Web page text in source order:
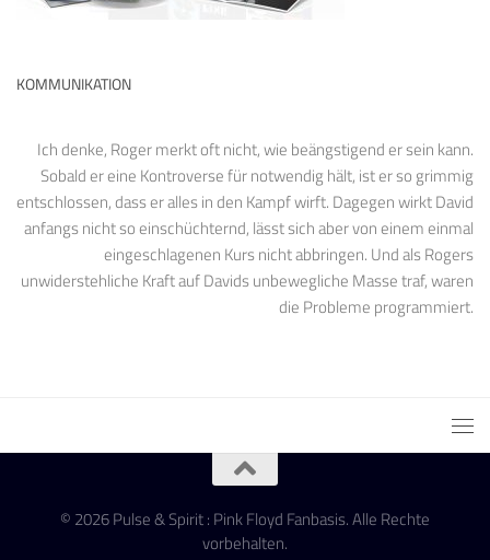
KOMMUNIKATION
Ich denke, Roger merkt oft nicht, wie beängstigend er sein kann.
Sobald er eine Kontroverse für notwendig hält, ist er so grimmig
entschlossen, dass er alles in den Kampf wirft. Dagegen wirkt David
anfangs nicht so einschüchternd, lässt sich aber von einem einmal
eingeschlagenen Kurs nicht abbringen. Und als Rogers
unwiderstehliche Kraft auf Davids unbewegliche Masse traf, waren
die Probleme programmiert.
© 2026 Pulse & Spirit : Pink Floyd Fanbasis. Alle Rechte
vorbehalten.